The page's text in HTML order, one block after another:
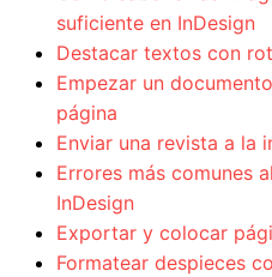
suficiente en InDesign
Destacar textos con
Empezar un
página
Enviar una revista a la
Errores más comunes
InDesign
Exportar y colocar
Formatear despieces